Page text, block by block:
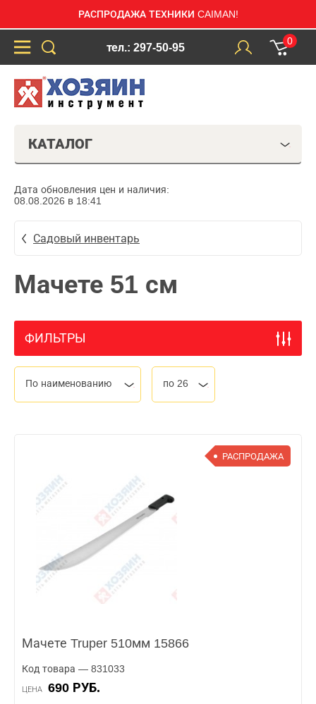
РАСПРОДАЖА ТЕХНИКИ CAIMAN!
тел.: 297-50-95
0
КАТАЛОГ
Дата обновления цен и наличия:
08.08.2026 в 18:41
Садовый инвентарь
Мачете 51 см
ФИЛЬТРЫ
По наименованию по 26
РАСПРОДАЖА
Мачете Truper 510мм 15866
Код товара — 831033
ЦЕНА 690 РУБ.